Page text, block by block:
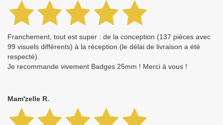
Franchement, tout est super : de la conception (137 pièces avec
99 visuels différents) à la réception (le délai de livraison a été
respecté).
Je recommande vivement Badges 25mm ! Merci à vous !
Mam'zelle R.